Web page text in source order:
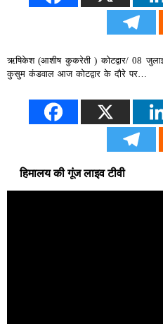
ऋषिकेश (आशीष कुकरेती ) कोटद्वार/ 08
कुसुम कंडवाल आज कोटद्वार के दौरे पर…
हिमालय की गूंज लाइव टीवी